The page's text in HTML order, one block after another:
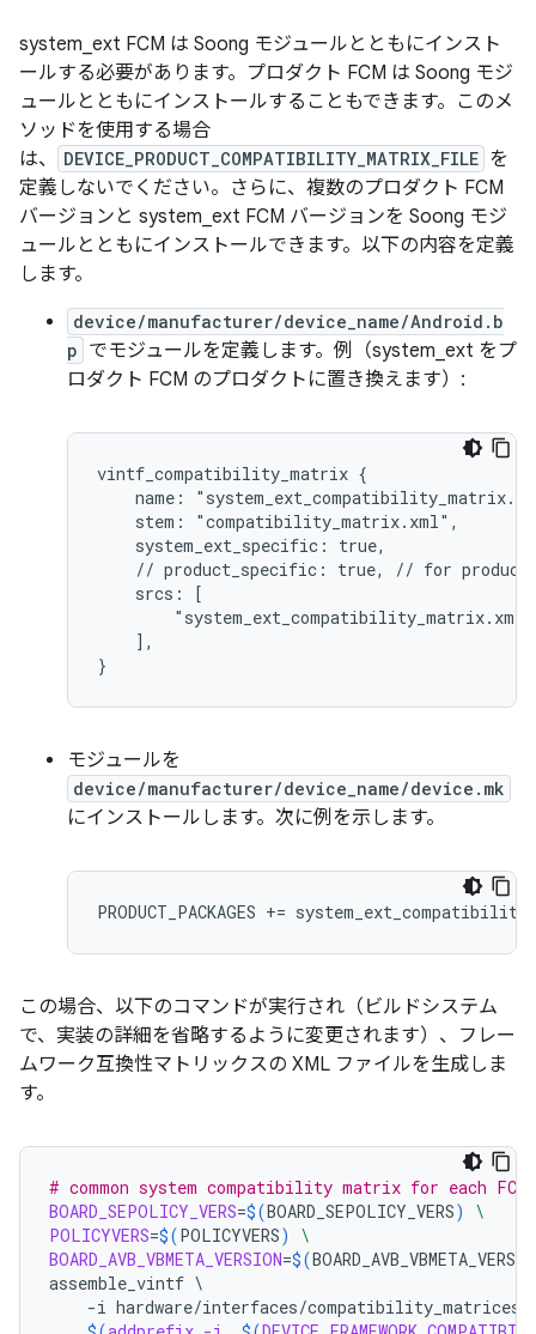
system_ext FCM は Soong モジュールとともにインスト
ールする必要があります。プロダクト FCM は Soong モジ
ュールとともにインストールすることもできます。このメ
ソッドを使用する場合
は、
DEVICE_PRODUCT_COMPATIBILITY_MATRIX_FILE を
定義しないでください。さらに、複数のプロダクト FCM
バージョンと system_ext FCM バージョンを Soong モジ
ュールとともにインストールできます。以下の内容を定義
します。
device/manufacturer/device_name/Android.b
p でモジュールを定義します。例（system_ext をプ
ロダクト FCM のプロダクトに置き換えます）:
vintf_compatibility_matrix {
name:
    stem: "compatibility_matrix.xml",
    system_ext_specific: true,
// product_specific: true, // for product
    srcs: [
    ],
}
モジュールを
device/manufacturer/device_name/device.mk
にインストールします。次に例を示します。
PRODUCT_PACKAGES +=
この場合、以下のコマンドが実行され（ビルドシステム
で、実装の詳細を省略するように変更されます）、フレー
ムワーク互換性マトリックスの XML ファイルを生成しま
す。
# common system compatibility matrix for each FCM
BOARD_SEPOLICY_VERS=$(BOARD_SEPOLICY_VERS)
\
POLICYVERS=$(POLICYVERS)
\
BOARD_AVB_VBMETA_VERSION=$(
assemble_vintf \
-i hardware/interfaces/